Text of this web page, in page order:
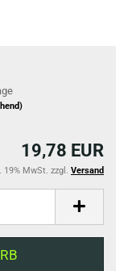
19,78 EUR
19% MwSt. zzgl. Versand